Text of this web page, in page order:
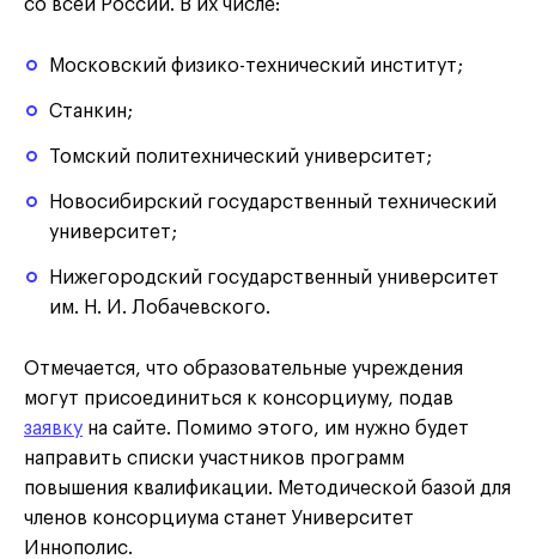
со всей России. В их числе:
Московский физико-технический институт;
Станкин;
Томский политехнический университет;
Новосибирский государственный технический
университет;
Нижегородский государственный университет
им. Н. И. Лобачевского.
Отмечается, что образовательные учреждения
могут присоединиться к консорциуму, подав
заявку на сайте. Помимо этого, им нужно будет
направить списки участников программ
повышения квалификации. Методической базой для
членов консорциума станет Университет
Иннополис.